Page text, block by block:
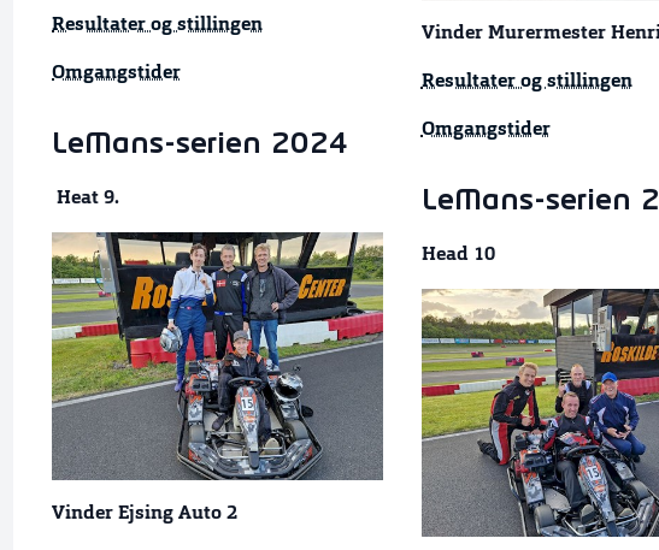
Resultater og stillingen
Omgangstider
LeMans-serien 2024
Heat 9.
Vinder Ejsing Auto 2
Vinder Murermester
Resultater og stillingen
Omgangstider
LeMans-serien
Head 10